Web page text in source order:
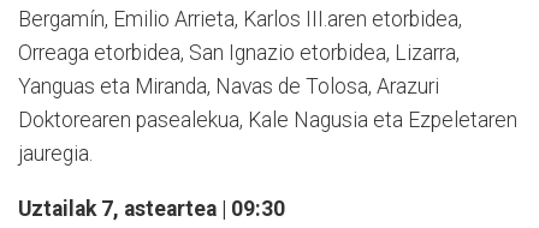
Bergamín, Emilio Arrieta, Karlos III.aren etorbidea,
Orreaga etorbidea, San Ignazio etorbidea, Lizarra,
Yanguas eta Miranda, Navas de Tolosa, Arazuri
Doktorearen pasealekua, Kale Nagusia eta Ezpeletaren
jauregia.
Uztailak 7, asteartea | 09:30